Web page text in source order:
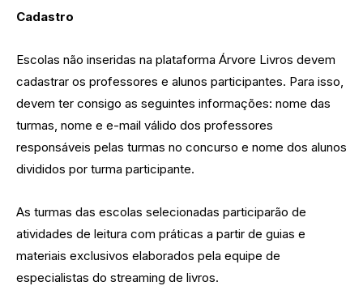
Cadastro
Escolas não inseridas na plataforma Árvore Livros devem
cadastrar os professores e alunos participantes. Para isso,
devem ter consigo as seguintes informações: nome das
turmas, nome e e-mail válido dos professores
responsáveis pelas turmas no concurso e nome dos alunos
divididos por turma participante.
As turmas das escolas selecionadas participarão de
atividades de leitura com práticas a partir de guias e
materiais exclusivos elaborados pela equipe de
especialistas do streaming de livros.